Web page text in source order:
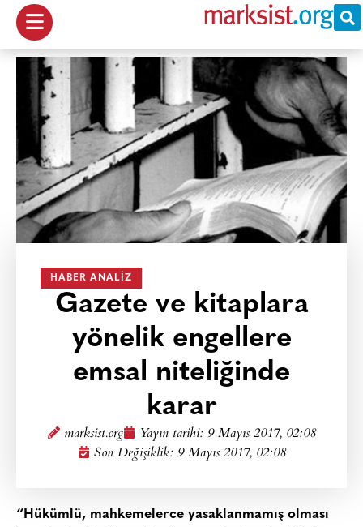
HABER ANALIZ
Gazete ve kitaplara
yönelik engellere
emsal niteliğinde
karar
marksist.org Yayın tarihi: 9 Mayıs 2017, 02:08
Son Değişiklik: 9 Mayıs 2017, 02:08
“Hükümlü, mahkemelerce yasaklanmamış olması